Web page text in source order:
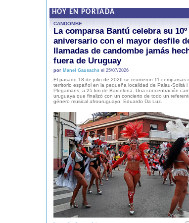
HOY EN PORTADA
CANDOMBE
La comparsa Bantú celebra su 10º
aniversario con el mayor desfile
llamadas de candombe jamás
fuera de Uruguay
por Manel Gausachsel 25/07/2026
El pasado 18 de julio de 2026 se reunieron 11 comparsas
territorio español en la pequeña localidad de Palau-Solità i
Plegamans, a 25 km de Barcelona. Una concentración
uruguaya que finalizó con un concierto de todo un
género musical afrouruguayo, Eduardo Da Luz.